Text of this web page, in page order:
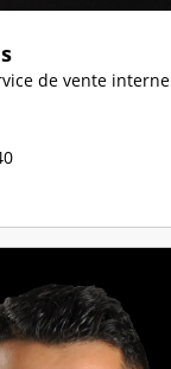
de vente interne